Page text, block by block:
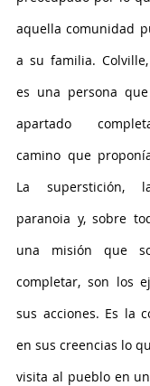
aquella comunidad
a su familia.
es una persona
apartado
camino que
La superstición,
paranoia y, sobre
una misión que
completar, son los
sus acciones. Es la
en sus creencias lo
visita al pueblo en